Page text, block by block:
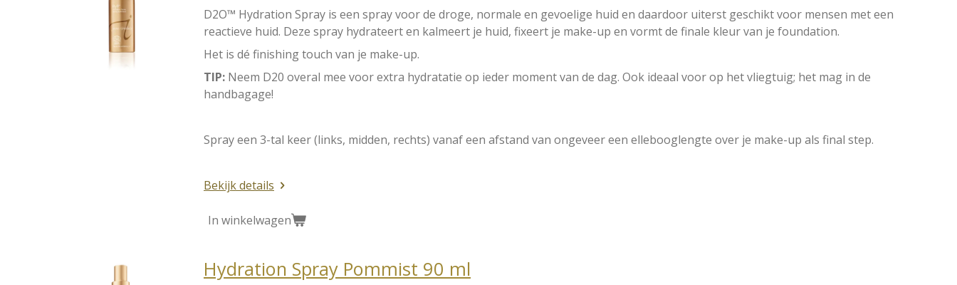
D2O™ Hydration Spray is een spray voor de droge, normale en gevoelige huid en daardoor uiterst geschikt voor mensen met een
reactieve huid. Deze spray hydrateert en kalmeert je huid, fixeert je make-up en vormt de finale kleur van je foundation.
Het is dé finishing touch van je make-up.
TIP: Neem D20 overal mee voor extra hydratatie op ieder moment van de dag. Ook ideaal voor op het vliegtuig; het mag in de
handbagage!
Spray een 3-tal keer (links, midden, rechts) vanaf een afstand van ongeveer een ellebooglengte over je make-up als final step.
Bekijk details
In winkelwagen
Hydration Spray Pommist 90 ml